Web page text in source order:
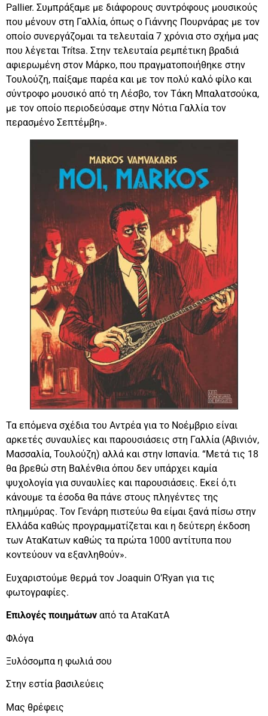
Pallier. Συμπράξαμε με διάφορους συντρόφους μουσικούς
που μένουν στη Γαλλία, όπως ο Γιάννης Πουρνάρας με τον
οποίο συνεργάζομαι τα τελευταία 7 χρόνια στο σχήμα μας
που λέγεται Trítsa. Στην τελευταία ρεμπέτικη βραδιά
αφιερωμένη στον Μάρκο, που πραγματοποιήθηκε στην
Τουλούζη, παίξαμε παρέα και με τον πολύ καλό φίλο και
σύντροφο μουσικό από τη Λέσβο, τον Τάκη Μπαλατσούκα,
με τον οποίο περιοδεύσαμε στην Νότια Γαλλία τον
περασμένο Σεπτέμβη».
Τα επόμενα σχέδια του Αντρέα για το Νοέμβριο είναι
αρκετές συναυλίες και παρουσιάσεις στη Γαλλία (Αβινιόν,
Μασσαλία, Τουλούζη) αλλά και στην Ισπανία. “Μετά τις 18
θα βρεθώ στη Βαλένθια όπου δεν υπάρχει καμία
ψυχολογία για συναυλίες και παρουσιάσεις. Εκεί ό,τι
κάνουμε τα έσοδα θα πάνε στους πληγέντες της
πλημμύρας. Τον Γενάρη πιστεύω θα είμαι ξανά πίσω στην
Ελλάδα καθώς προγραμματίζεται και η δεύτερη έκδοση
των ΑταΚατων καθώς τα πρώτα 1000 αντίτυπα που
κοντεύουν να εξανληθούν».
Ευχαριστούμε θερμά τον Joaquin O’Ryan για τις
φωτογραφίες.
Επιλογές ποιημάτων από τα ΑταΚατΑ
Φλόγα
Ξυλόσομπα η φωλιά σου
Στην εστία βασιλεύεις
Μας θρέφεις